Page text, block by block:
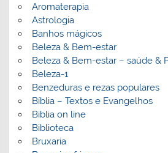
Aromaterapia
Astrologia
Banhos mágicos
Beleza & Bem-estar
Beleza & Bem-estar – saúde &
Beleza-1
Benzeduras e rezas populares
Bíblia – Textos e Evangelhos
Biblia on line
Biblioteca
Bruxaria